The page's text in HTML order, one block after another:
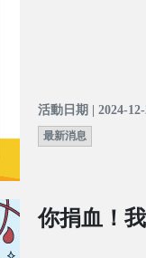
活動日期 | 2024-
最新消息
你捐血！